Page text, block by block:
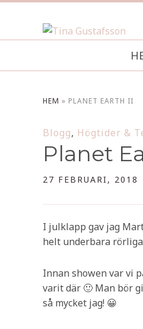
HEM » PLANET EARTH II
Blogg, Högtider &
Planet
27 FEBRUARI, 2018
I julklapp gav jag
helt underbara
Innan showen var vi
varit där 🙂 Man bör
så mycket jag! 😀